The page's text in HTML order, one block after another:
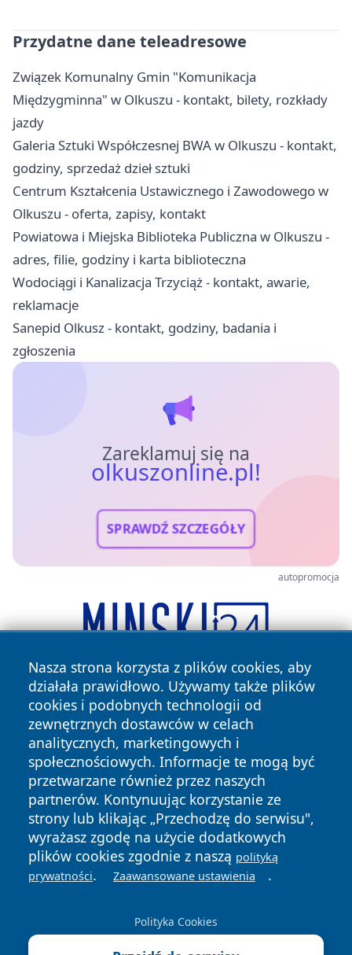
Przydatne dane teleadresowe
Związek Komunalny Gmin "Komunikacja
Międzygminna" w Olkuszu - kontakt, bilety, rozkłady
jazdy
Galeria Sztuki Współczesnej BWA w Olkuszu - kontakt,
godziny, sprzedaż dzieł sztuki
Centrum Kształcenia Ustawicznego i Zawodowego w
Olkuszu - oferta, zapisy, kontakt
Powiatowa i Miejska Biblioteka Publiczna w Olkuszu -
adres, filie, godziny i karta biblioteczna
Wodociągi i Kanalizacja Trzyciąż - kontakt, awarie,
reklamacje
Sanepid Olkusz - kontakt, godziny, badania i
zgłoszenia
Zareklamuj się na
olkuszonline.pl!
SPRAWDŹ SZCZEGÓŁY
autopromocja
Nasza strona korzysta z plików cookies, aby
działała prawidłowo. Używamy także plików
cookies i podobnych technologii od
zewnętrznych dostawców w celach
analitycznych, marketingowych i
społecznościowych. Informacje te mogą być
przetwarzane również przez naszych
partnerów. Kontynuując korzystanie ze
strony lub klikając „Przechodzę do serwisu",
wyrażasz zgodę na użycie dodatkowych
plików cookies zgodnie z naszą polityką
prywatności. Zaawansowane ustawienia .
Polityka Cookies
Copyright © 2026 olkuszonline.pl Wszystkie prawa
zastrzeżone.
News Autorzy
Polityka
Prywatności
Polityka
Cookies